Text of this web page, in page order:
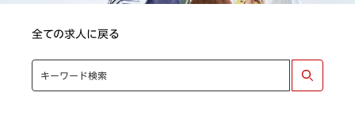
全ての求人に戻る